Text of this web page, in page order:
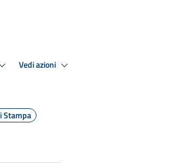
Vedi azioni
Stampa